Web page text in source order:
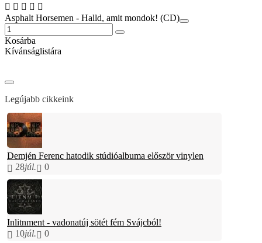
Asphalt Horsemen - Halld, amit mondok! (CD)
Kosárba
Kívánságlistára
Legújabb cikkeink
Demjén Ferenc hatodik stúdióalbuma először vinylen
28júl. 0
Inlitnment - vadonatúj sötét fém Svájcból!
10júl. 0